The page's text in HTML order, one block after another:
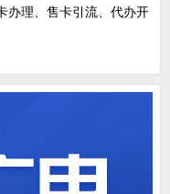
办理、售卡引流、代办开